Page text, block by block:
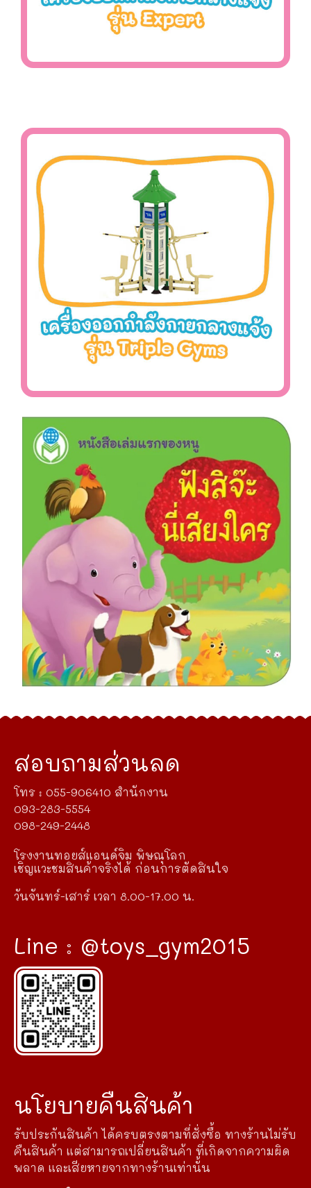
สอบถามส่วนลด
โทร : 055-906410 สำนักงาน
093-283-5554
098-249-2448
โรงงานทอยส์แอนด์จิม พิษณุโลก
เชิญแวะชมสินค้าจริงได้ ก่อนการตัดสินใจ
วันจันทร์-เสาร์ เวลา 8.00-17.00 น.
Line : @toys_gym2015
นโยบายคืนสินค้า
รับประกันสินค้า ได้ครบตรงตามที่สั่งซื้อ ทางร้านไม่รับ
คืนสินค้า แต่สามารถเปลี่ยนสินค้า ที่เกิดจากความผิด
พลาด และเสียหายจากทางร้านเท่านั้น